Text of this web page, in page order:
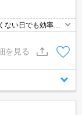
い日でも効率よ
りができる、時間
。備えついてい
けずに引っ越した
件です。
を見る